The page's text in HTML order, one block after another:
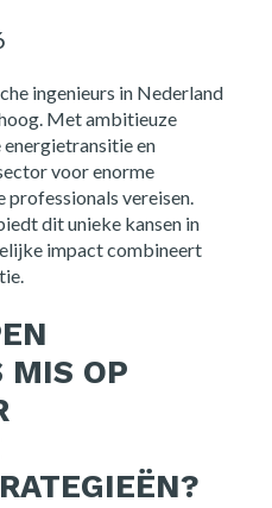
ingenieurs in Nederland
Met ambitieuze
en
voor enorme
vereisen.
dit unieke kansen in
impact combineert
MIS OP